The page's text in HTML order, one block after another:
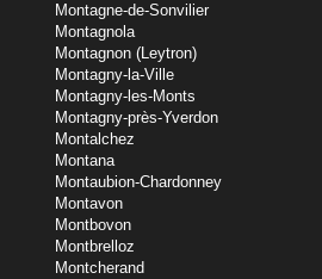
Montagne-de-Sonvilier
Montagnola
Montagnon (Leytron)
Montagny-la-Ville
Montagny-les-Monts
Montagny-près-Yverdon
Montalchez
Montana
Montaubion-Chardonney
Montavon
Montbovon
Montbrelloz
Montcherand